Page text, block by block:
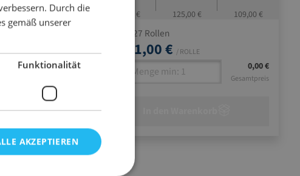
107,70 €
0,00 €
141,00 € 125,00 €
109,00 €
= 27 Rollen
141,00 €/ ROLLE
0,00 €
Gesamtpreis
Durch die
gemäß unserer
Funktionalität
AKZEPTIEREN